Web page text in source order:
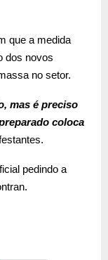
que a medida
dos novos
no setor.
mas é preciso
coloca
pedindo a